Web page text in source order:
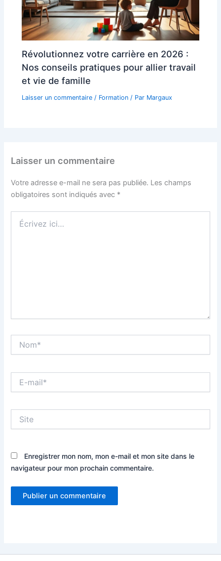
Révolutionnez votre carrière en 2026 :
Nos conseils pratiques pour allier travail
et vie de famille
Laisser un commentaire / Formation / Par Margaux
Laisser un commentaire
Votre adresse e-mail ne sera pas publiée. Les champs
obligatoires sont indiqués avec *
ici…
mail*
Enregistrer mon nom, mon e-mail et mon site dans le
navigateur pour mon prochain commentaire.